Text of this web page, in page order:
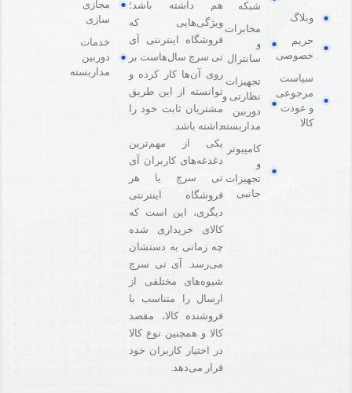
وبلاگ
حریم
خصوصی
سیاست
مرجوعی
و عودت
کالا
شبکه
مخابرات
و
سانترال
تجهیزات
نظارتی و
دوربین
مداربسته
کامپیوتر
و
تجهیزات
جانبی
هم داشته باشد؛
ویژگی‌هایی که
فروشگاه اینترنتی آی
تی سرچ سال‌هاست بر
روی آن‌ها کار کرده و
توانسته از این طریق
مشتریان ثابت خود را
داشته باشد.
یکی از مهم‌ترین
دغدغه‌های کاربران آی
تی سرچ یا هر
فروشگاه‌ اینترنتی
دیگری، این است که
کالای خریداری شده
چه زمانی به دستشان
می‌رسد. آی تی سرچ
شیوه‌های مختلفی از
ارسال را متناسب با
فروشنده کالا،‌ مقصد
کالا و همچنین نوع کالا
در اختیار کاربران خود
قرار می‌دهد.
مجازی
سازی
خدمات
دوربین
مداربسته